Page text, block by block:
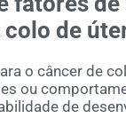
de
o câncer de
ou
de